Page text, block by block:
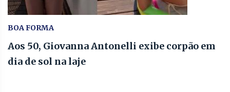
BOA FORMA
Aos 50, Giovanna Antonelli exibe corpão em
dia de sol na laje